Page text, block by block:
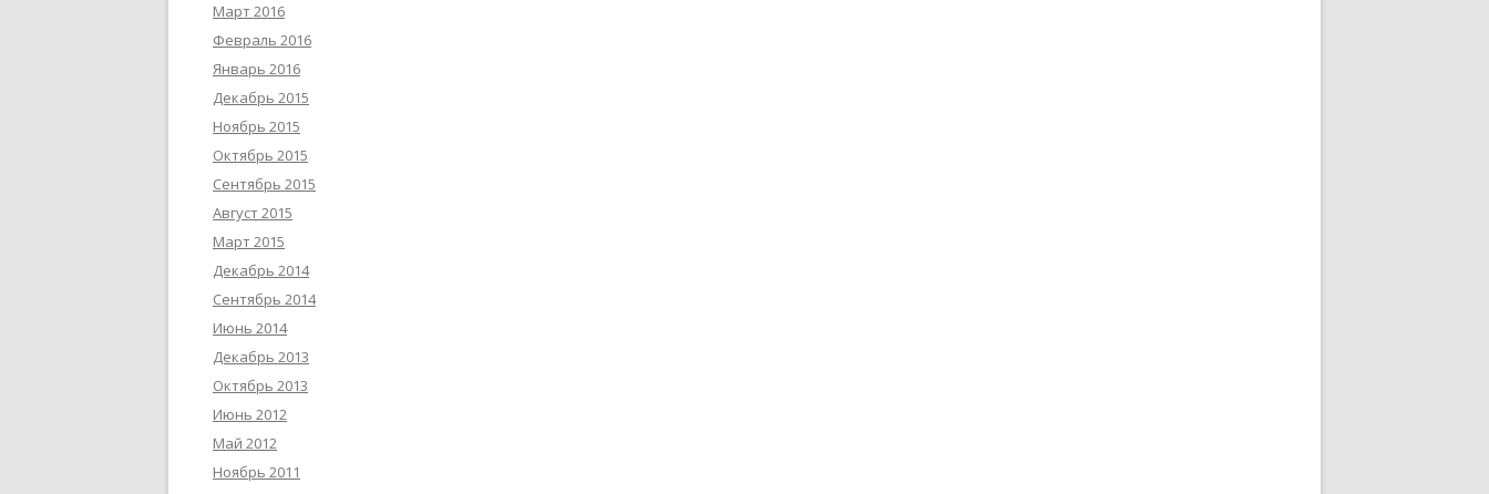
Март 2016
Февраль 2016
Январь 2016
Декабрь 2015
Ноябрь 2015
Октябрь 2015
Сентябрь 2015
Август 2015
Март 2015
Декабрь 2014
Сентябрь 2014
Июнь 2014
Декабрь 2013
Октябрь 2013
Июнь 2012
Май 2012
Ноябрь 2011